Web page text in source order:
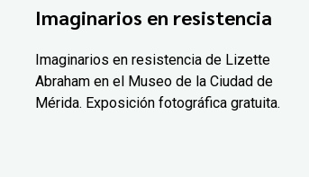
Imaginarios en resistencia
Imaginarios en resistencia de Lizette
Abraham en el Museo de la Ciudad de
Mérida. Exposición fotográfica gratuita.